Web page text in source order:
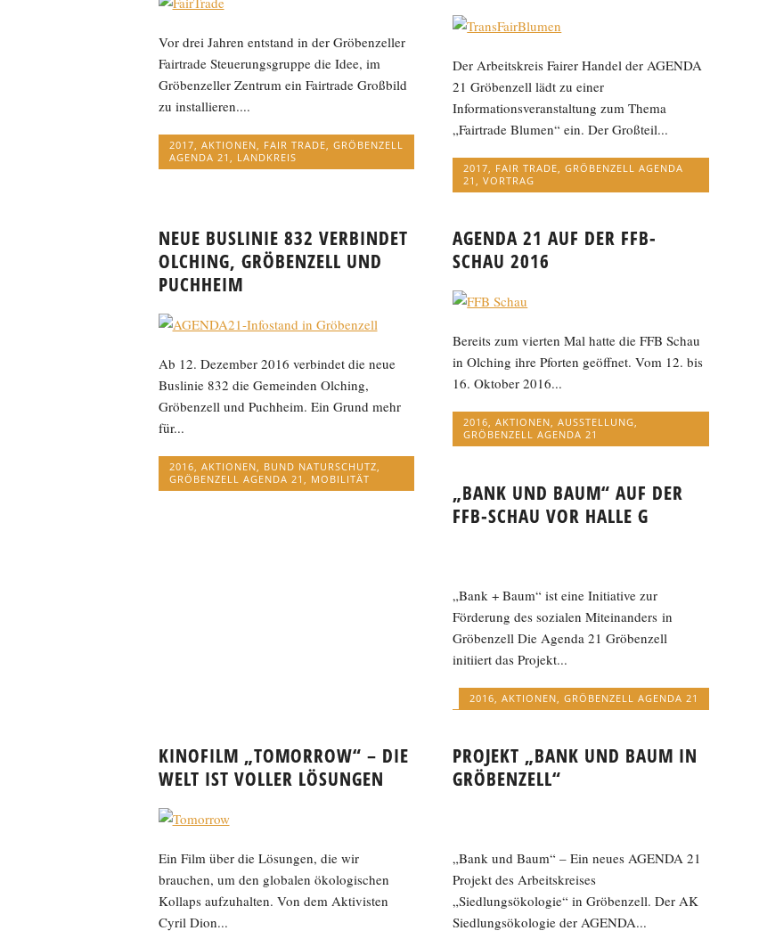
Vor drei Jahren entstand in der Gröbenzeller
Fairtrade Steuerungsgruppe die Idee, im
Gröbenzeller Zentrum ein Fairtrade Großbild
zu installieren....
2017, AKTIONEN, FAIR TRADE, GRÖBENZELL
AGENDA 21 , LANDKREIS
Der Arbeitskreis Fairer Handel der AGENDA
21 Gröbenzell lädt zu einer
Informationsveranstaltung zum Thema
„Fairtrade Blumen“ ein. Der Großteil...
2017, FAIR TRADE,GRÖBENZELL AGENDA
21,VORTRAG
NEUE BUSLINIE 832 VERBINDET
OLCHING, GRÖBENZELL UND
PUCHHEIM
Ab 12. Dezember 2016 verbindet die neue
Buslinie 832 die Gemeinden Olching,
Gröbenzell und Puchheim. Ein Grund mehr
für...
2016, AKTIONEN, BUND NATURSCHUTZ,
GRÖBENZELL AGENDA 21 , MOBILITÄT
AGENDA 21 AUF DER FFB-
SCHAU 2016
Bereits zum vierten Mal hatte die FFB Schau
in Olching ihre Pforten geöffnet. Vom 12. bis
16. Oktober 2016...
2016,AKTIONEN,AUSSTELLUNG,
GRÖBENZELL AGENDA 21
„BANK UND BAUM“ AUF DER
FFB-SCHAU VOR HALLE G
„Bank + Baum“ ist eine Initiative zur
Förderung des sozialen Miteinanders in
Gröbenzell Die Agenda 21 Gröbenzell
initiiert das Projekt...
2016 AKTIONEN GRÖBENZELL AGENDA 21
KINOFILM „TOMORROW“ – DIE
WELT IST VOLLER LÖSUNGEN
Ein Film über die Lösungen, die wir
brauchen, um den globalen ökologischen
Kollaps aufzuhalten. Von dem Aktivisten
Cyril Dion...
PROJEKT „BANK UND BAUM IN
GRÖBENZELL“
„Bank und Baum“ – Ein neues AGENDA 21
Projekt des Arbeitskreises
„Siedlungsökologie“ in Gröbenzell. Der AK
Siedlungsökolo­gie der AGENDA...